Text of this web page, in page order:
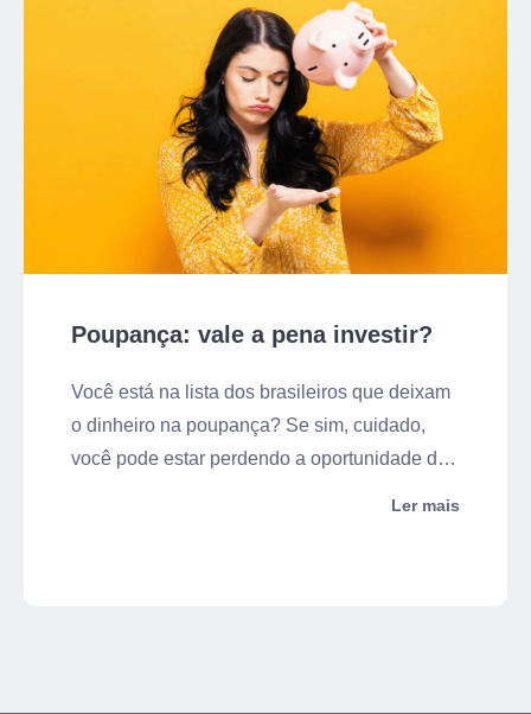
Poupança: vale a pena investir?
Você está na lista dos brasileiros que deixam
o dinheiro na poupança? Se sim, cuidado,
você pode estar perdendo a oportunidade de
Ler mais